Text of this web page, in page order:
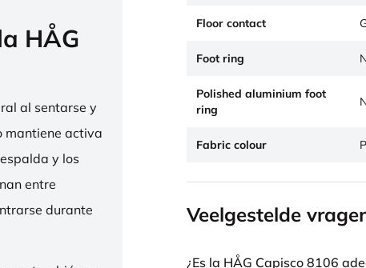
HÅG
al sentarse y
mantiene activa
y los
entre
durante
Floor contact
Foot ring
Polished aluminium foot
ring
Fabric colour
Veelgestelde
¿Es la HÅG Capisco 8106